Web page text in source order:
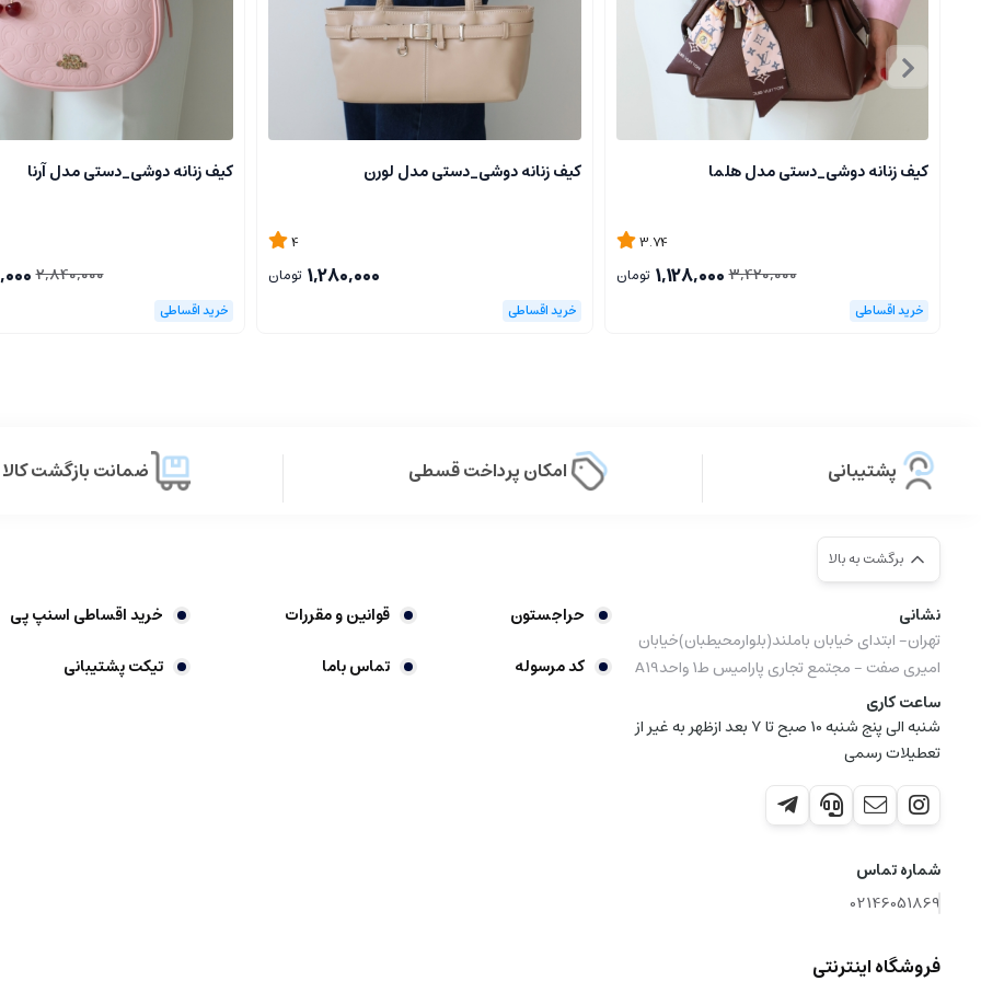
کیف زنانه دوشی_دستی مدل هلما
3.74
3,420,000
1,128,000 تومان
کیف زنانه دوشی_دستی مدل لورن
4
1,280,000 تومان
کیف زنانه دوشی_دستی مدل آرنا
2,840,000
پشتیبانی امکان پرداخت قسطی ضمانت بازگشت کالا
برگشت به بالا
نشانی
تهران- ابتدای خیابان باملند(بلوارمحیطبان)خیابان
امیری صفت - مجتمع تجاری پارامیس ط1 واحدA19
ساعت کاری
شنبه الی پنج شنبه 10 صبح تا 7 بعد ازظهر به غیر از
تعطیلات رسمی
شماره تماس
02146051869
حراجستون قوانین و مقررات
خرید اقساطی اسنپ پی
کد مرسوله
تماس باما تیکت پشتیبانی
فروشگاه اینترنتی